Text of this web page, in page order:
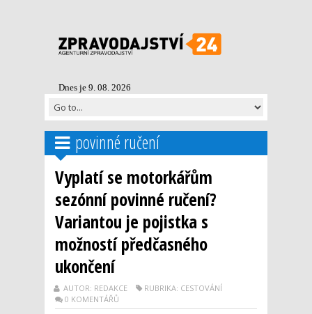
Dnes je 9. 08. 2026
povinné ručení
Vyplatí se motorkářům
sezónní povinné ručení?
Variantou je pojistka s
možností předčasného
ukončení
AUTOR: REDAKCE
RUBRIKA: CESTOVÁNÍ
0 KOMENTÁŘŮ